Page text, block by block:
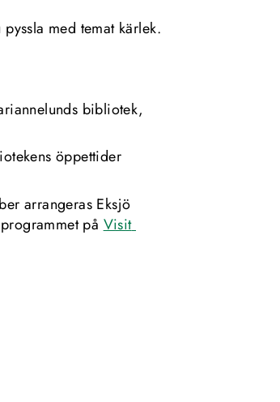
med temat kärlek.
bibliotek,
öppettider
arrangeras Eksjö
på Visit